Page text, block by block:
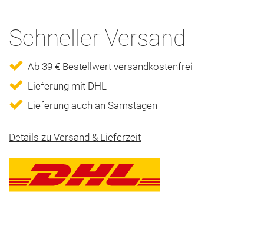
Schneller Versand
Ab 39 € Bestellwert versandkostenfrei
Lieferung mit DHL
Lieferung auch an Samstagen
Details zu Versand & Lieferzeit